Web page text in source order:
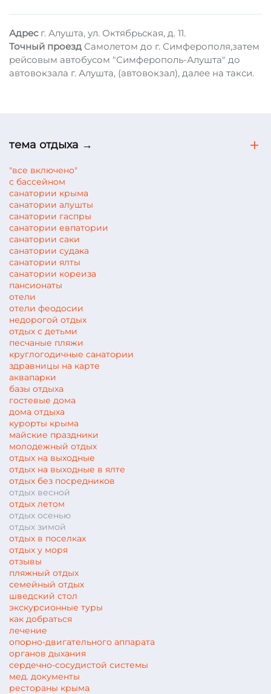
Адресг. Алушта, ул. Октябрьская, д. 11.
Точный проезд Самолетом до г. Симферополя,затем
рейсовым автобусом "Симферополь-Алушта" до
автовокзала г. Алушта, (автовокзал), далее на такси.
тема отдыха →
"все включено"
с бассейном
санатории крыма
санатории алушты
санатории гаспры
санатории евпатории
санатории саки
санатории судака
санатории ялты
санатории кореиза
пансионаты
отели
отели феодосии
недорогой отдых
отдых с детьми
песчаные пляжи
круглогодичные санатории
здравницы на карте
аквапарки
базы отдыха
гостевые дома
дома отдыха
курорты крыма
майские праздники
молодежный отдых
отдых на выходные
отдых на выходные в ялте
отдых без посредников
отдых весной
отдых летом
отдых осенью
отдых зимой
отдых в поселках
отдых у моря
отзывы
пляжный отдых
семейный отдых
шведский стол
экскурсионные туры
как добраться
лечение
опорно-двигательного аппарата
органов дыхания
сердечно-сосудистой системы
мед. документы
рестораны крыма